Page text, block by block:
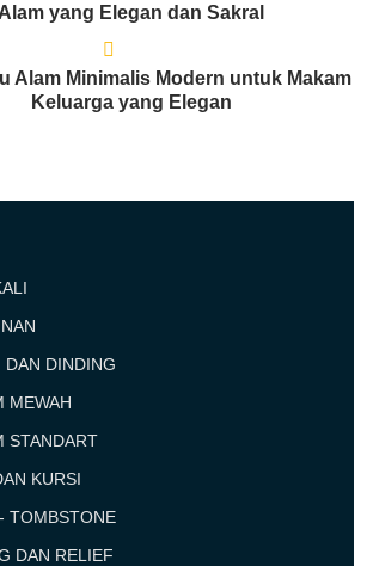
Alam yang Elegan dan Sakral
Alam Minimalis Modern untuk Makam
Keluarga yang Elegan
DAN DINDING
MEWAH
STANDART
KURSI
TOMBSTONE
DAN RELIEF